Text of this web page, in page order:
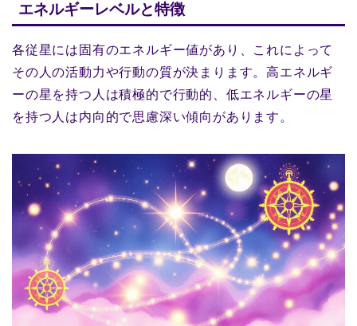
エネルギーレベルと特徴
各従星には固有のエネルギー値があり、これによって
その人の活動力や行動の質が決まります。高エネルギ
ーの星を持つ人は積極的で行動的、低エネルギーの星
を持つ人は内向的で思慮深い傾向があります。